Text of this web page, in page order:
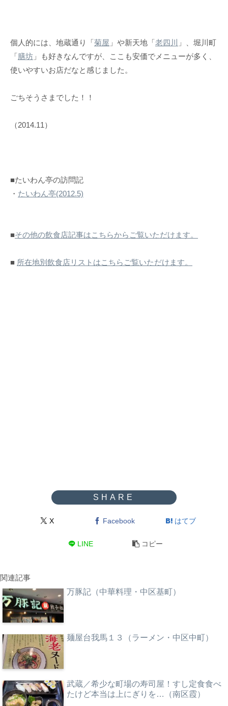
個人的には、地蔵通り「菊屋 」や新天地「老四川
」、堀川町
「膳坊 」も好きなんですが、ここも安価でメニューが多く、
使いやすいお店だなと感じました。
ごちそうさまでした！！
（2014.11）
■たいわん亭の訪問記
・ たいわん亭(2012.5)
■その他の飲食店記事はこちらからご覧いただけます。
■ 所在地別飲食店リストはこちらご覧いただけます。
X Facebook はてブ
LINE コピー
関連記事
万豚記（中華料理・中区基町）
麺屋台我馬１３（ラーメン・中区中町）
武蔵／希少な町場の寿司屋！すし定食食べ
たけど本当は上にぎりを…（南区霞）